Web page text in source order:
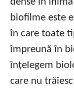
biofilme este
în care toate
împreună în
înțelegem
care nu